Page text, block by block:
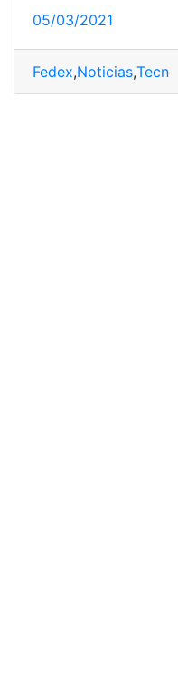
05/03/2021
Fedex,Noticias,